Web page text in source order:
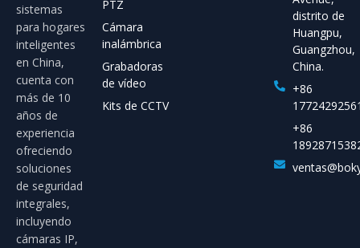
sistemas
para hogares
inteligentes
en China,
cuenta con
más de 10
años de
experiencia
ofreciendo
soluciones
de seguridad
integrales,
incluyendo
cámaras IP,
PTZ
Cámara
inalámbrica
Grabadoras
de vídeo
Kits de CCTV
distrito de
Huangpu,
Guangzhou,
China.
+86
+86